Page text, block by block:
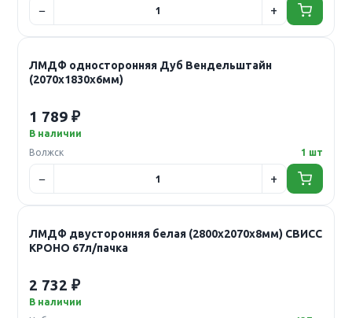
ЛМДФ односторонняя Дуб Вендельштайн
(2070х1830х6мм)
1 789 ₽
В наличии
Волжск
1 шт
ЛМДФ двусторонняя белая (2800х2070х8мм) СВИСС
КРОНО 67л/пачка
2 732 ₽
В наличии